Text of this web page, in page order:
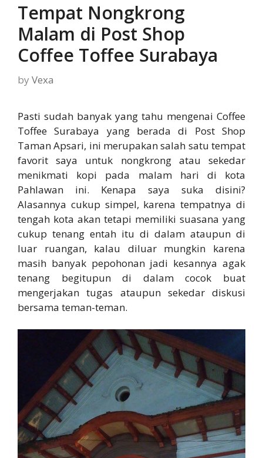
Tempat Nongkrong
Malam di Post Shop
Coffee Toffee Surabaya
by Vexa
Pasti sudah banyak yang tahu mengenai Coffee
Toffee Surabaya yang berada di Post Shop
Taman Apsari, ini merupakan salah satu tempat
favorit saya untuk nongkrong atau sekedar
menikmati kopi pada malam hari di kota
Pahlawan ini. Kenapa saya suka disini?
Alasannya cukup simpel, karena tempatnya di
tengah kota akan tetapi memiliki suasana yang
cukup tenang entah itu di dalam ataupun di
luar ruangan, kalau diluar mungkin karena
masih banyak pepohonan jadi kesannya agak
tenang begitupun di dalam cocok buat
mengerjakan tugas ataupun sekedar diskusi
bersama teman-teman.